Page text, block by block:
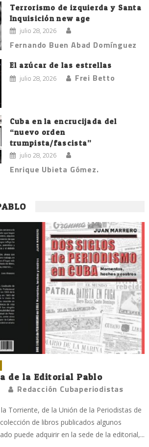
Terrorismo de izquierda y Santa
Inquisición new age
julio 28, 2026
Fernando Buen Abad Domínguez
El azúcar de las estrellas
julio 28, 2026 Frei Betto
Cuba en la encrucijada del
“nuevo orden
trumpista/fascista”
julio 28, 2026
Enrique Ubieta Gómez.
de la Editorial Pablo
Redacción Cubaperiodistas
Torriente, de la Unión de la Periodistas de
de libros publicados algunos
puede adquirir en la sede de la editorial,...